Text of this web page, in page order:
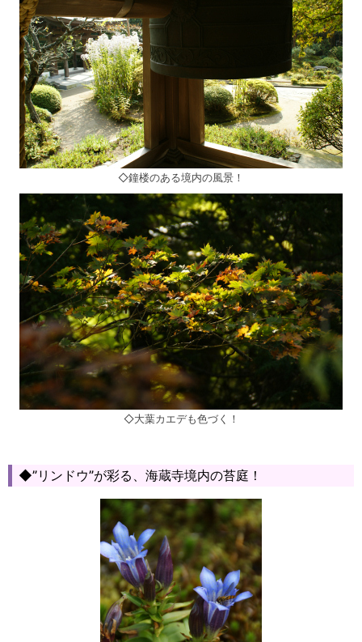
◇鐘楼のある境内の風景！
◇大葉カエデも色づく！
◆”リンドウ”が彩る、海蔵寺境内の苔庭！